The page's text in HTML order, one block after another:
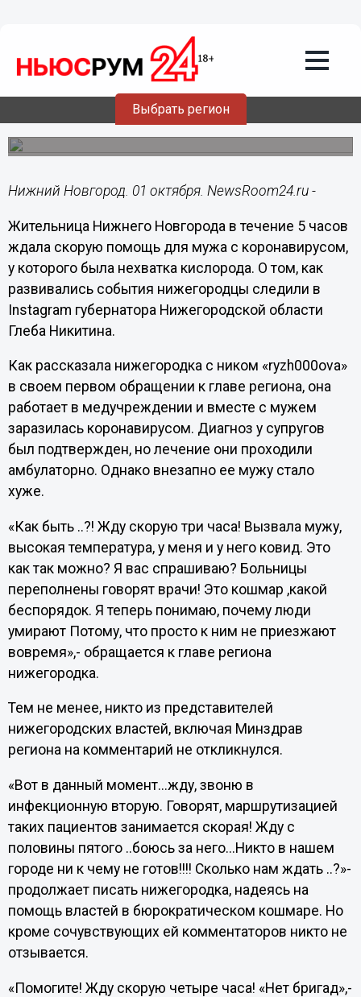
Выбрать регион
Нижегородец с нехваткой кислорода 5
часов ждал COVID-скорую
Диспетчер сообщал его жене, что в городе-
миллионнике нет бригад медиков.
Нижний Новгород. 01 октября. NewsRoom24.ru -
Жительница Нижнего Новгорода в течение 5 часов
ждала скорую помощь для мужа с коронавирусом,
у которого была нехватка кислорода. О том, как
развивались события нижегородцы следили в
Instagram губернатора Нижегородской области
Глеба Никитина.
Как рассказала нижегородка с ником «ryzh000ova»
в своем первом обращении к главе региона, она
работает в медучреждении и вместе с мужем
заразилась коронавирусом. Диагноз у супругов
был подтвержден, но лечение они проходили
амбулаторно. Однако внезапно ее мужу стало
хуже.
«Как быть ..?! Жду скорую три часа! Вызвала мужу,
высокая температура, у меня и у него ковид. Это
как так можно? Я вас спрашиваю? Больницы
переполнены говорят врачи! Это кошмар ,какой
беспорядок. Я теперь понимаю, почему люди
умирают Потому, что просто к ним не приезжают
вовремя»,- обращается к главе региона
нижегородка.
Тем не менее, никто из представителей
нижегородских властей, включая Минздрав
региона на комментарий не откликнулся.
«Вот в данный момент...жду, звоню в
инфекционную вторую. Говорят, маршрутизацией
таких пациентов занимается скорая! Жду с
половины пятого ..боюсь за него...Никто в нашем
городе ни к чему не готов!!!! Сколько нам ждать ..?»-
продолжает писать нижегородка, надеясь на
помощь властей в бюрократическом кошмаре. Но
кроме сочувствующих ей комментаторов никто не
отзывается.
«Помогите! Жду скорую четыре часа! «Нет бригад»,-